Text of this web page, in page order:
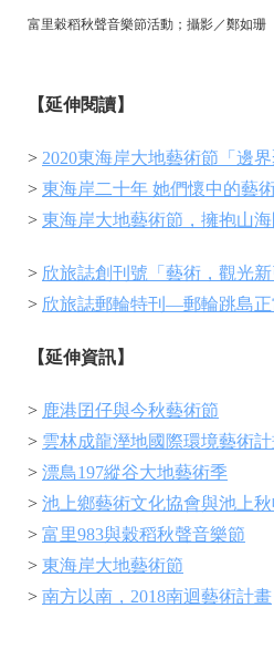
富里穀稻秋聲音樂節活動；攝影／鄭如珊
【延伸閱讀】
> 2020東海岸大地藝術節「邊
> 東海岸二十年 她們懷中的藝
> 東海岸大地藝術節，擁抱山
> 欣旅誌創刊號「藝術，觀光新
> 欣旅誌郵輪特刊—郵輪跳島
【延伸資訊】
> 鹿港囝仔與今秋藝術節
> 雲林成龍溼地國際環境藝術
> 漂鳥197縱谷大地藝術季
> 池上鄉藝術文化協會與池上
> 富里983與穀稻秋聲音樂節
> 東海岸大地藝術節
> 南方以南，2018南迴藝術計畫